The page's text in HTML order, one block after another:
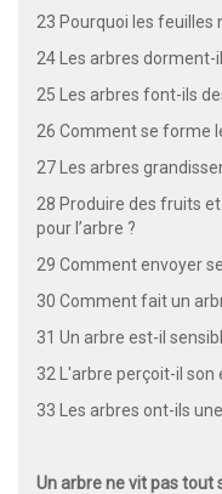
23 Pourquoi les feuilles
24 Les arbres dorment-
25 Les arbres font-ils
26 Comment se forme
27 Les arbres
28 Produire des fruits
pour l’arbre ?
29 Comment envoyer
30 Comment fait un
31 Un arbre est-il
32 L'arbre perçoit-il son
33 Les arbres ont-ils
Un arbre ne vit pas tout